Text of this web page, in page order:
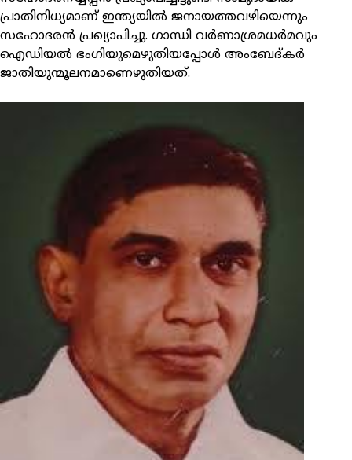
പ്രാതിനിധ്യമാണ് ഇന്ത്യയില്‍ ജനായത്തവഴിയെന്നും
സഹോദരന്‍ പ്രഖ്യാപിച്ചു. ഗാന്ധി വര്‍ണാശ്രമധര്‍മവും
ഐഡിയല്‍ ഭംഗിയുമെഴുതിയപ്പോള്‍ അംബേദ്കര്‍
ജാതിയുന്മൂലനമാണെഴുതിയത്.